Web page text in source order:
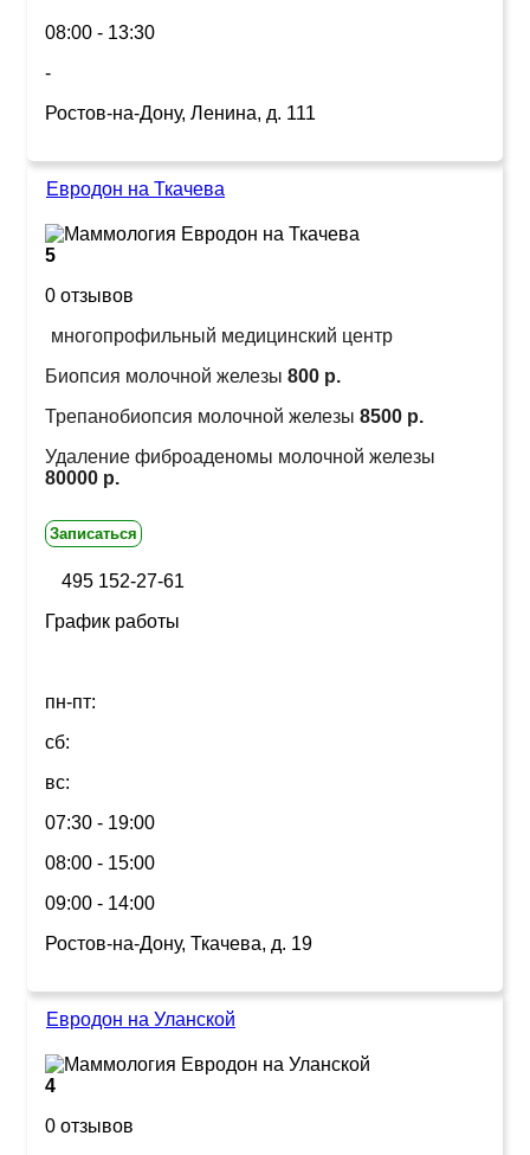
08:00 - 13:30
-
Ростов-на-Дону, Ленина, д. 111
Евродон на Ткачева
5
0 отзывов
многопрофильный медицинский центр
Биопсия молочной железы 800 р.
Трепанобиопсия молочной железы 8500 р.
Удаление фиброаденомы молочной железы
80000 р.
Записаться
495 152-27-61
График работы
пн-пт:
сб:
вс:
07:30 - 19:00
08:00 - 15:00
09:00 - 14:00
Ростов-на-Дону, Ткачева, д. 19
Евродон на Уланской
4
0 отзывов